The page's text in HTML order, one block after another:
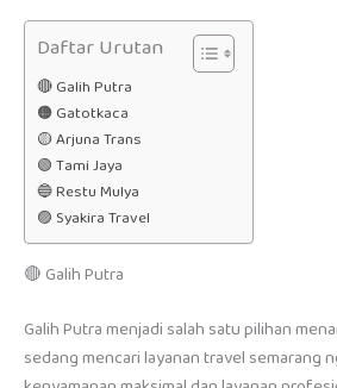
Daftar Urutan
🔴 Galih Putra
🟠 Gatotkaca
🟡 Arjuna Trans
🟢 Tami Jaya
🔵 Restu Mulya
🟣 Syakira Travel
🔴 Galih Putra
Galih Putra menjadi salah satu pilihan
sedang mencari layanan travel semarang